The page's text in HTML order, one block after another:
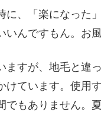
に、「楽になった
いんですもん。お
ますが、地毛と違
けています。使用
でもありません。